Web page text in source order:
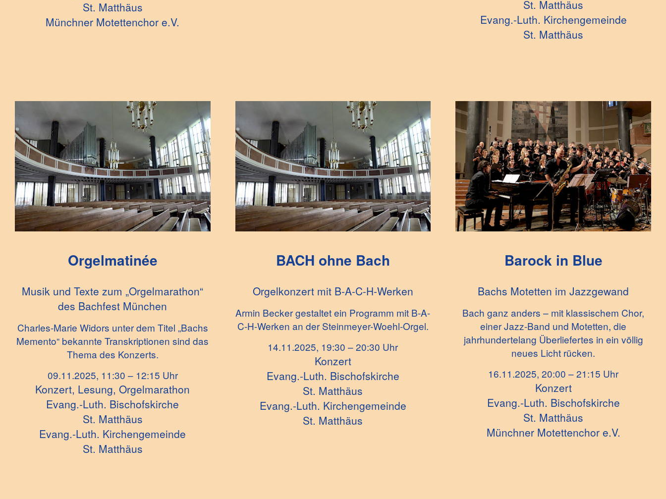
St. Matthäus
Münchner Motettenchor e.V.
St. Matthäus
Evang.-Luth. Kirchengemeinde
St. Matthäus
Orgelmatinée
Musik und Texte zum „Orgelmarathon“
des Bachfest München
Charles-Marie Widors unter dem Titel „Bachs
Memento“ bekannte Transkriptionen sind das
Thema des Konzerts.
09.11.2025, 11:30 – 12:15 Uhr
Konzert, Lesung, Orgelmarathon
Evang.-Luth. Bischofskirche
St. Matthäus
Evang.-Luth. Kirchengemeinde
St. Matthäus
BACH ohne Bach
Orgelkonzert mit B-A-C-H-Werken
Armin Becker gestaltet ein Programm mit B-A-
C-H-Werken an der Steinmeyer-Woehl-Orgel.
14.11.2025, 19:30 – 20:30 Uhr
Konzert
Evang.-Luth. Bischofskirche
St. Matthäus
Evang.-Luth. Kirchengemeinde
St. Matthäus
Barock in Blue
Bachs Motetten im Jazzgewand
Bach ganz anders – mit klassischem Chor,
einer Jazz-Band und Motetten, die
jahrhundertelang Überliefertes in ein völlig
neues Licht rücken.
16.11.2025, 20:00 – 21:15 Uhr
Konzert
Evang.-Luth. Bischofskirche
St. Matthäus
Münchner Motettenchor e.V.